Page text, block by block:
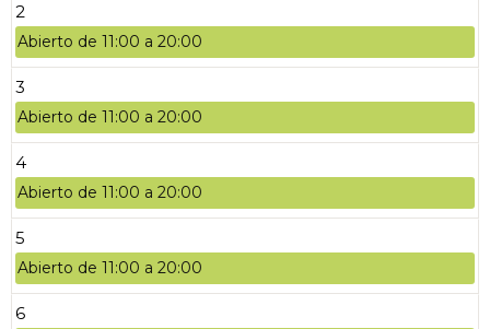
2
Abierto de 11:00 a 20:00
3
Abierto de 11:00 a 20:00
4
Abierto de 11:00 a 20:00
5
Abierto de 11:00 a 20:00
6